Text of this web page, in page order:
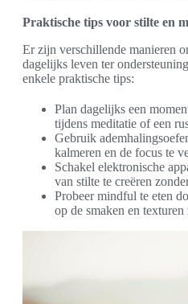
Praktische tips voor stilte en
Er zijn verschillende manieren
dagelijks leven ter
enkele praktische tips:
Plan dagelijks een
tijdens meditatie of een
Gebruik
kalmeren en de focus te
Schakel elektronische
van stilte te creëren
Probeer mindful te eten
op de smaken en